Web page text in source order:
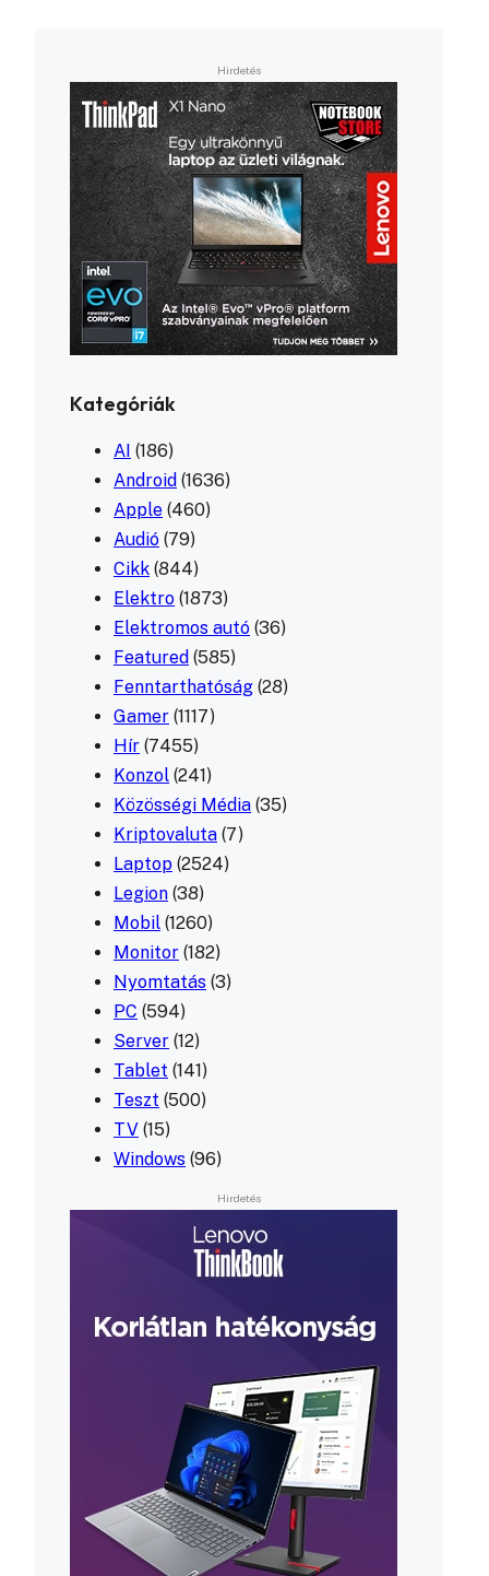
Kategóriák
AI (186)
Android (1636)
Apple (460)
Audió (79)
Cikk (844)
Elektro (1873)
Elektromos autó (36)
Featured (585)
Fenntarthatóság (28)
Gamer (1117)
Hír (7455)
Konzol (241)
Közösségi Média (35)
Kriptovaluta (7)
Laptop (2524)
Legion (38)
Mobil (1260)
Monitor (182)
Nyomtatás (3)
PC (594)
Server (12)
Tablet (141)
Teszt (500)
TV (15)
Windows (96)